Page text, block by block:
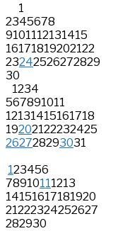
1
2345678
9101112131415
16171819202122
23242526272829
30
1234
567891011
12131415161718
19202122232425
262728293031
123456
78910111213
14151617181920
21222324252627
282930